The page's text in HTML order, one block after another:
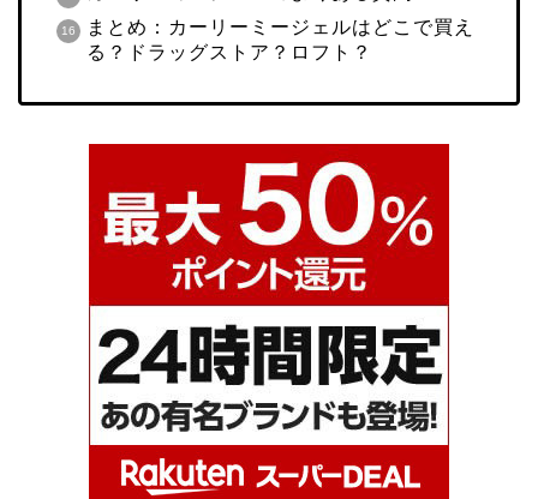
まとめ：カーリーミージェルはどこで買え
る？ドラッグストア？ロフト？